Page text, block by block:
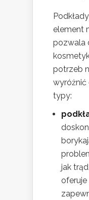
element
pozwala
potrzeb
typy:
jak
oferuje